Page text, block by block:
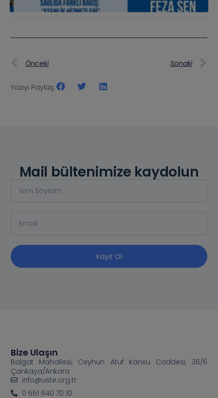
Önceki Sonaki
Yazıyı Paylaş:
Mail bültenimize kaydolun
Kayıt Ol
Bize Ulaşın
Balgat Mahallesi, Ceyhun Atuf Kansu Caddesi, 36/6
Çankaya/Ankara
info@uste.org.tr
0 551 640 70 10